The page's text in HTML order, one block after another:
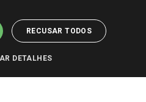
RECUSAR TODOS
DETALHES